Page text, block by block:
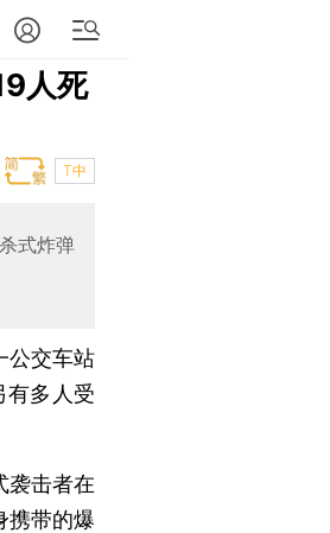
人死
T中
式炸弹
交车站
有多人受
击者在
携带的爆